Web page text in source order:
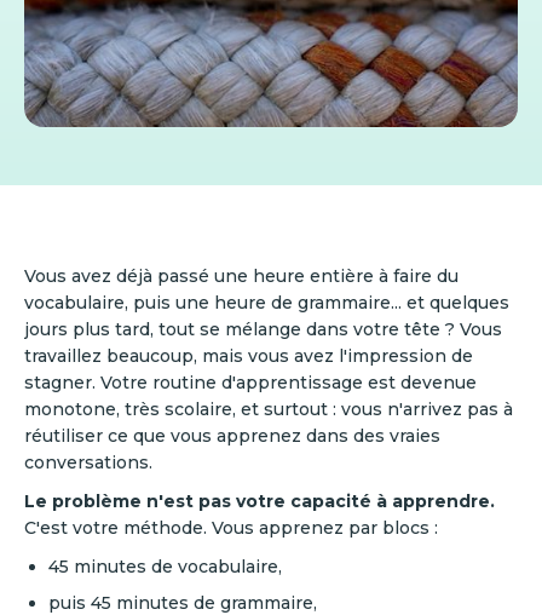
Vous avez déjà passé une heure entière à faire du
vocabulaire, puis une heure de grammaire... et quelques
jours plus tard, tout se mélange dans votre tête ? Vous
travaillez beaucoup, mais vous avez l'impression de
stagner. Votre routine d'apprentissage est devenue
monotone, très scolaire, et surtout : vous n'arrivez pas à
réutiliser ce que vous apprenez dans des vraies
conversations.
Le problème n'est pas votre capacité à apprendre.
C'est votre méthode. Vous apprenez par blocs :
45 minutes de vocabulaire,
puis 45 minutes de grammaire,